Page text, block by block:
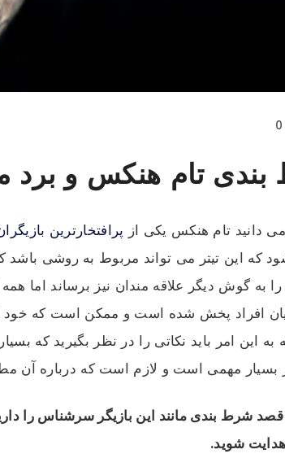
0
تام هنکس و برد
دانید تام هنکس یکی از پرافتخارترین
شود که این تیتر می تواند مربوط به روشی
به گوش دیگر علاقه مندان نیز برساند اما
افراد پخش شده است و ممکن است که خود
به این امر باید نکاتی را در نظر بگیرید
مهمی است و لازم است که درباره آن
شرط بندی مانند این بازیگر سرشناس را
هدایت شوید.